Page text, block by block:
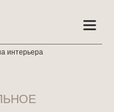
интерьера